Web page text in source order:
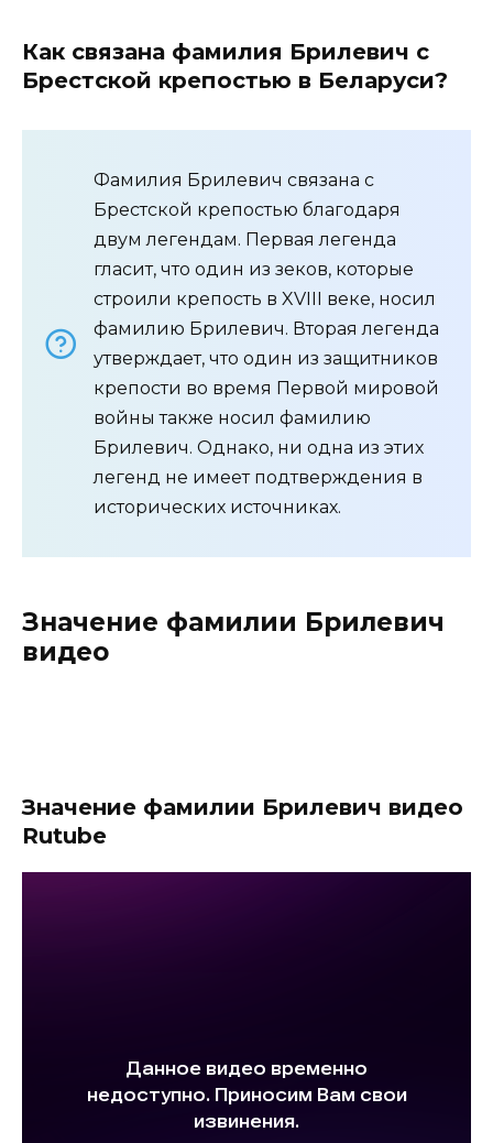
Как связана фамилия Брилевич с
Брестской крепостью в Беларуси?
Фамилия Брилевич связана с
Брестской крепостью благодаря
двум легендам. Первая легенда
гласит, что один из зеков, которые
строили крепость в XVIII веке, носил
фамилию Брилевич. Вторая легенда
утверждает, что один из защитников
крепости во время Первой мировой
войны также носил фамилию
Брилевич. Однако, ни одна из этих
легенд не имеет подтверждения в
исторических источниках.
Значение фамилии Брилевич
видео
Значение фамилии Брилевич видео
Rutube